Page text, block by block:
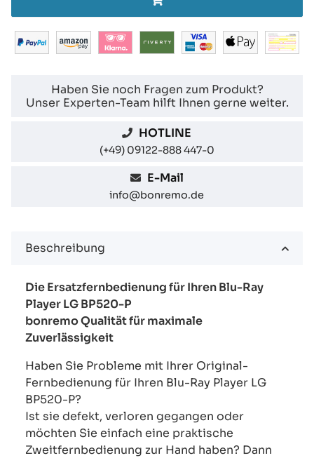
Haben Sie noch Fragen zum Produkt?
Unser Experten-Team hilft Ihnen gerne weiter.
HOTLINE
(+49) 09122-888 447-0
E-Mail
info@bonremo.de
Beschreibung
Die Ersatzfernbedienung für Ihren Blu-Ray
Player LG BP520-P
bonremo Qualität für maximale
Zuverlässigkeit
Haben Sie Probleme mit Ihrer Original-
Fernbedienung für Ihren Blu-Ray Player LG
BP520-P?
Ist sie defekt, verloren gegangen oder
möchten Sie einfach eine praktische
Zweitfernbedienung zur Hand haben? Dann